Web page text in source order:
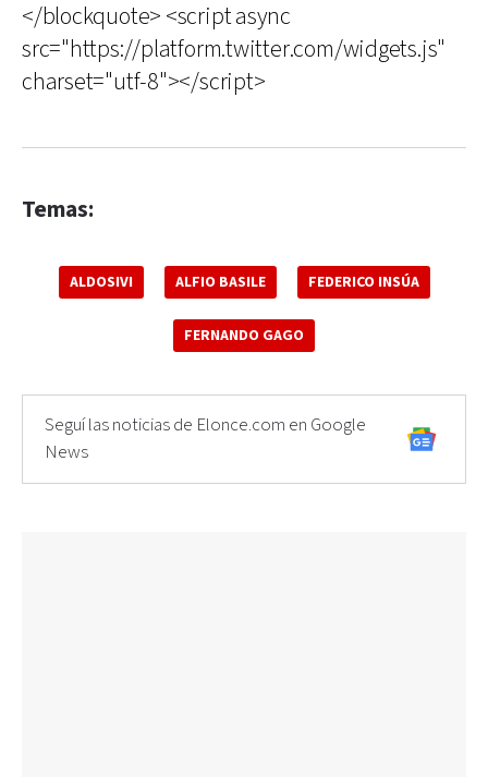
</blockquote> <script async
src="https://platform.twitter.com/widgets.js"
charset="utf-8"></script>
Temas:
ALDOSIVI ALFIO BASILE FEDERICO INSÚA
FERNANDO GAGO
Seguí las noticias de Elonce.com en Google
News